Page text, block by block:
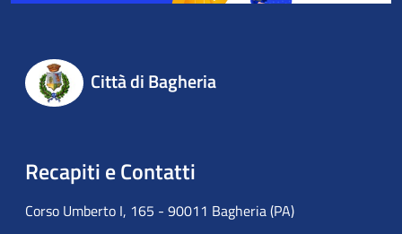
Città di Bagheria
Recapiti e Contatti
Corso Umberto I, 165 - 90011 Bagheria (PA)